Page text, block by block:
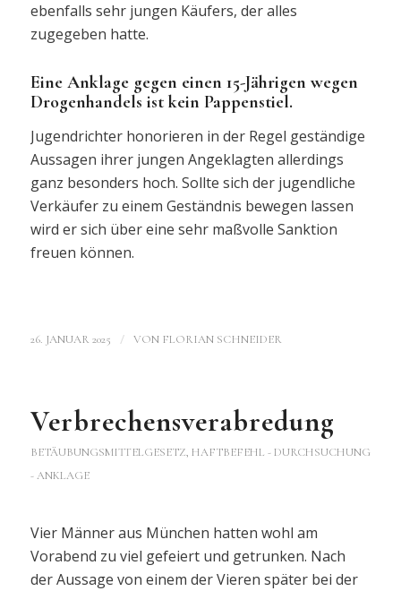
ebenfalls sehr jungen Käufers, der alles
zugegeben hatte.
Eine Anklage gegen einen 15-Jährigen wegen
Drogenhandels ist kein Pappenstiel.
Jugendrichter honorieren in der Regel geständige
Aussagen ihrer jungen Angeklagten allerdings
ganz besonders hoch. Sollte sich der jugendliche
Verkäufer zu einem Geständnis bewegen lassen
wird er sich über eine sehr maßvolle Sanktion
freuen können.
26. JANUAR 2025 / VON FLORIAN SCHNEIDER
Verbrechensverabredung
BETÄUBUNGSMITTELGESETZ, HAFTBEFEHL - DURCHSUCHUNG
- ANKLAGE
Vier Männer aus München hatten wohl am
Vorabend zu viel gefeiert und getrunken. Nach
der Aussage von einem der Vieren später bei der